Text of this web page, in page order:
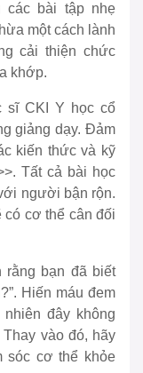
các bài tập nhẹ
một cách lành
cải thiện chức
khớp.
sĩ CKI Y học cổ
giảng dạy. Đảm
kiến thức và kỹ
Tất cả bài học
người bận rộn.
có cơ thể cân đối
rằng bạn đã biết
?”. Hiến máu đem
đây không
vào đó, hãy
sóc cơ thể khỏe